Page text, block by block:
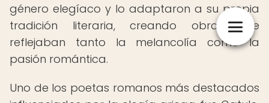
género elegíaco y lo adaptaron a su propia
tradición literaria, creando obras que
reflejaban tanto la melancolía como la
pasión romántica.
Uno de los poetas romanos más destacados